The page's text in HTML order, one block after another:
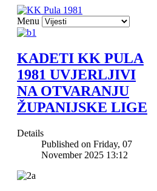
Menu
KADETI KK PULA
1981 UVJERLJIVI
NA OTVARANJU
ŽUPANIJSKE LIGE
Details
Published on Friday, 07
November 2025 13:12